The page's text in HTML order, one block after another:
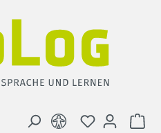
DU HAST 0